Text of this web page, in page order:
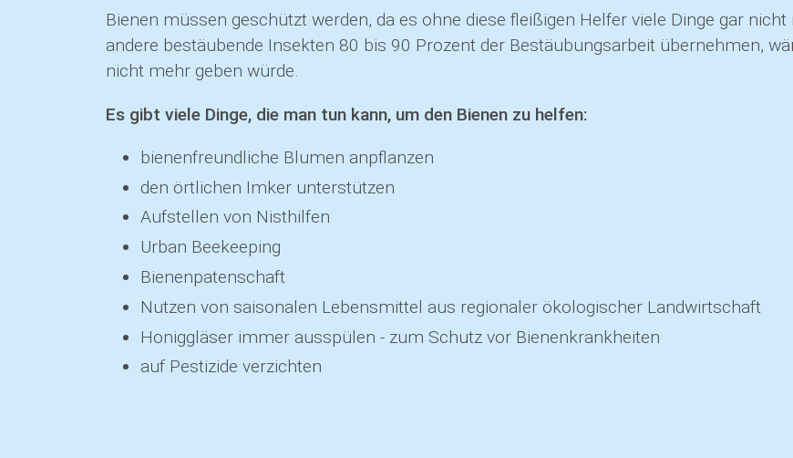
Bienen müssen geschützt werden, da es ohne diese fleißigen Helfer viele Dinge gar
andere bestäubende Insekten 80 bis 90 Prozent der Bestäubungsarbeit übernehmen,
nicht mehr geben würde.
Es gibt viele Dinge, die man tun kann, um den Bienen zu helfen:
bienenfreundliche Blumen anpflanzen
den örtlichen Imker unterstützen
Aufstellen von Nisthilfen
Urban Beekeeping
Bienenpatenschaft
Nutzen von saisonalen Lebensmittel aus regionaler ökologischer Landwirtschaft
Honiggläser immer ausspülen - zum Schutz vor Bienenkrankheiten
auf Pestizide verzichten